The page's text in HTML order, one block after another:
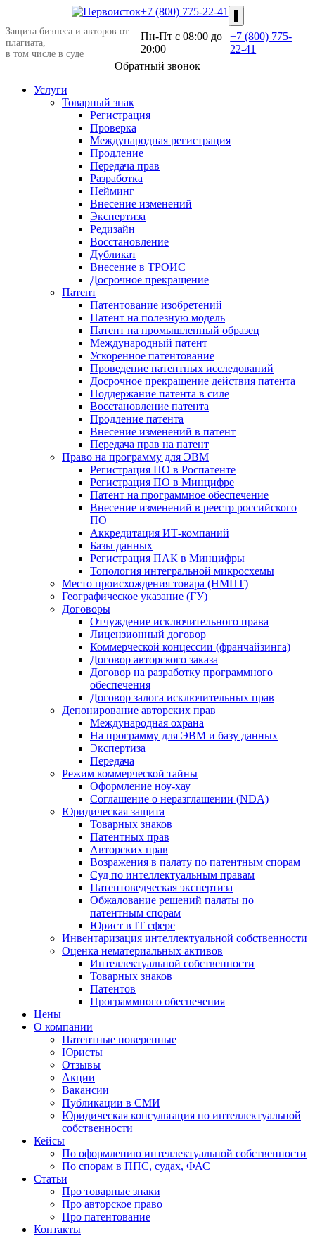
+7 (800) 775-22-41
Защита бизнеса и авторов от
плагиата,
в том числе в суде
Пн-Пт c 08:00 до
20:00
+7 (800) 775-
22-41
Обратный звонок
Услуги
Товарный знак
Регистрация
Проверка
Международная регистрация
Продление
Передача прав
Разработка
Нейминг
Внесение изменений
Экспертиза
Редизайн
Восстановление
Дубликат
Внесение в ТРОИС
Досрочное прекращение
Патент
Патентование изобретений
Патент на полезную модель
Патент на промышленный образец
Международный патент
Ускоренное патентование
Проведение патентных исследований
Досрочное прекращение действия патента
Поддержание патента в силе
Восстановление патента
Продление патента
Внесение изменений в патент
Передача прав на патент
Право на программу для ЭВМ
Регистрация ПО в Роспатенте
Регистрация ПО в Минцифре
Патент на программное обеспечение
Внесение изменений в реестр российского
ПО
Аккредитация ИТ-компаний
Базы данных
Регистрация ПАК в Минцифры
Топология интегральной микросхемы
Место происхождения товара (НМПТ)
Географическое указание (ГУ)
Договоры
Отчуждение исключительного права
Лицензионный договор
Коммерческой концессии (франчайзинга)
Договор авторского заказа
Договор на разработку программного
обеспечения
Договор залога исключительных прав
Депонирование авторских прав
Международная охрана
На программу для ЭВМ и базу данных
Экспертиза
Передача
Режим коммерческой тайны
Оформление ноу-хау
Соглашение о неразглашении (NDA)
Юридическая защита
Товарных знаков
Патентных прав
Авторских прав
Возражения в палату по патентным спорам
Суд по интеллектуальным правам
Патентоведческая экспертиза
Обжалование решений палаты по
патентным спорам
Юрист в IT сфере
Инвентаризация интеллектуальной собственности
Оценка нематериальных активов
Интеллектуальной собственности
Товарных знаков
Патентов
Программного обеспечения
Цены
О компании
Патентные поверенные
Юристы
Отзывы
Акции
Вакансии
Публикации в СМИ
Юридическая консультация по интеллектуальной
собственности
Кейсы
По оформлению интеллектуальной собственности
По спорам в ППС, судах, ФАС
Статьи
Про товарные знаки
Про авторское право
Про патентование
Контакты